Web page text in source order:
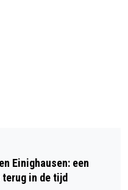
VOOR FRANS
75-JARIG
Einighausen: een
in de tijd